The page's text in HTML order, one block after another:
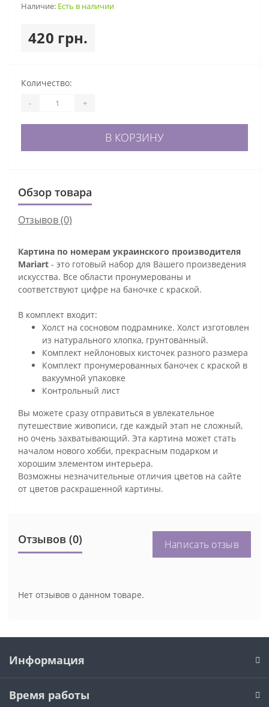
Наличие: Есть в наличии
420 грн.
Количество:
- +
В КОРЗИНУ
Обзор товара
Отзывов (0)
Картина по номерам украинского производителя
Mariart - это готовый набор для Вашего произведения
искусства. Все области пронумерованы и
соответствуют цифре на баночке с краской.
В комплект входит:
Холст на сосновом подрамнике. Холст изготовлен
из натурального хлопка, грунтованный.
Комплект нейлоновых кисточек разного размера
Комплект пронумерованных баночек с краской в
вакуумной упаковке
Контрольный лист
Вы можете сразу отправиться в увлекательное
путешествие живописи, где каждый этап не сложный,
но очень захватывающий. Эта картина может стать
началом нового хобби, прекрасным подарком и
хорошим элементом интерьера.
Возможны незначительные отличия цветов на сайте
от цветов раскрашенной картины.
Отзывов (0) Написать отзыв
Нет отзывов о данном товаре.
Информация
Время работы